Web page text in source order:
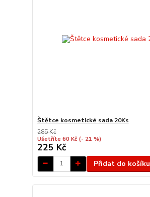
Štětce kosmetické sada 20Ks
285 Kč
Ušetříte 60 Kč (- 21 %)
225 Kč
Přidat do košíku